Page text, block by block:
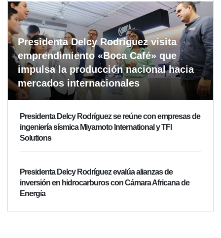
Presidenta Delcy Rodríguez visita
emprendimiento «Boca Café» que
impulsa la producción nacional hacia
mercados internacionales
Presidenta Delcy Rodríguez se reúne con empresas de
ingeniería sísmica Miyamoto International y TFI
Solutions
Presidenta Delcy Rodríguez evalúa alianzas de
inversión en hidrocarburos con Cámara Africana de
Energía